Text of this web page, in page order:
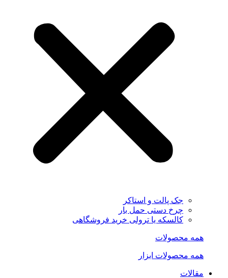
جک پالت و استاکر
چرخ دستی حمل بار
کالسکه یا ترولی خرید فروشگاهی
همه محصولات
همه محصولات ابزار
مقالات